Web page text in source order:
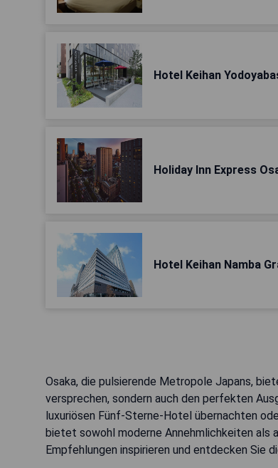
Hotel Keihan
Holiday Inn Express
Hotel Keihan Namba
Osaka, die pulsierende Metropole Japans,
versprechen, sondern auch den perfekten
luxuriösen Fünf-Sterne-Hotel übernachten
bietet sowohl moderne Annehmlichkeiten als
Empfehlungen inspirieren und entdecken Sie